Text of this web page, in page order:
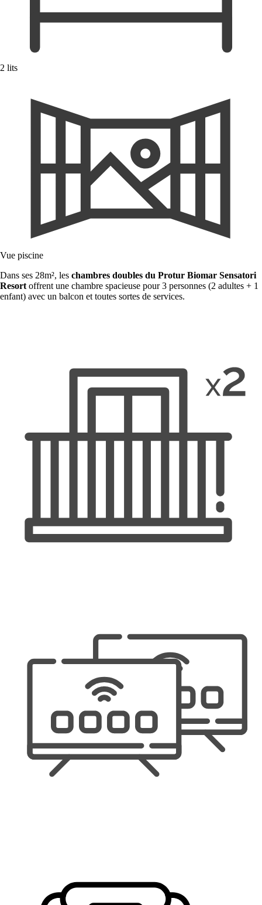
2 lits
Vue piscine
Dans ses 28m², les chambres doubles du Protur Biomar Sensatori
Resort offrent une chambre spacieuse pour 3 personnes (2 adultes + 1
enfant) avec un balcon et toutes sortes de services.